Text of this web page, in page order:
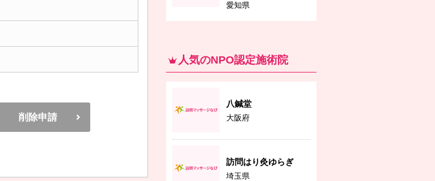
削除申請
愛知県
人気のNPO認定施術院
八鍼堂
大阪府
訪問はり灸ゆらぎ
埼玉県